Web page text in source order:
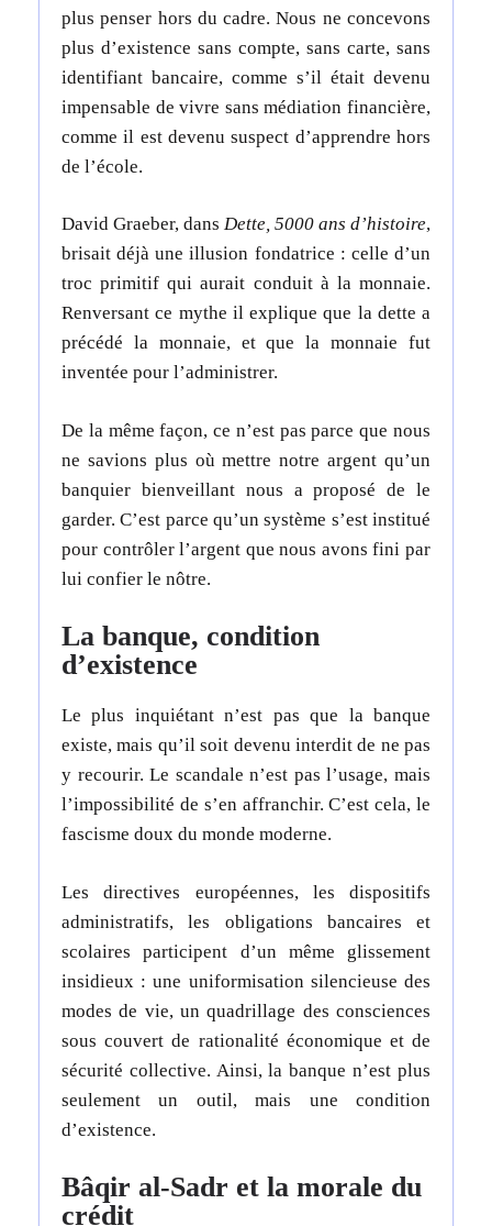
plus penser hors du cadre. Nous ne concevons
plus d’existence sans compte, sans carte, sans
identifiant bancaire, comme s’il était devenu
impensable de vivre sans médiation financière,
comme il est devenu suspect d’apprendre hors
de l’école.
David Graeber, dans Dette, 5000 ans d’histoire,
brisait déjà une illusion fondatrice : celle d’un
troc primitif qui aurait conduit à la monnaie.
Renversant ce mythe il explique que la dette a
précédé la monnaie, et que la monnaie fut
inventée pour l’administrer.
De la même façon, ce n’est pas parce que nous
ne savions plus où mettre notre argent qu’un
banquier bienveillant nous a proposé de le
garder. C’est parce qu’un système s’est institué
pour contrôler l’argent que nous avons fini par
lui confier le nôtre.
La banque, condition
d’existence
Le plus inquiétant n’est pas que la banque
existe, mais qu’il soit devenu interdit de ne pas
y recourir. Le scandale n’est pas l’usage, mais
l’impossibilité de s’en affranchir. C’est cela, le
fascisme doux du monde moderne.
Les directives européennes, les dispositifs
administratifs, les obligations bancaires et
scolaires participent d’un même glissement
insidieux : une uniformisation silencieuse des
modes de vie, un quadrillage des consciences
sous couvert de rationalité économique et de
sécurité collective. Ainsi, la banque n’est plus
seulement un outil, mais une condition
d’existence.
Bâqir al-Sadr et la morale du
crédit